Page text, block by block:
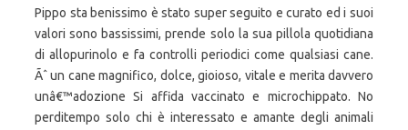
Pippo sta benissimo è stato super seguito e curato ed i suoi
valori sono bassissimi, prende solo la sua pillola quotidiana
di allopurinolo e fa controlli periodici come qualsiasi cane.
Ãˆ un cane magnifico, dolce, gioioso, vitale e merita davvero
unâ€™adozione Si affida vaccinato e microchippato. No
perditempo solo chi è interessato e amante degli animali